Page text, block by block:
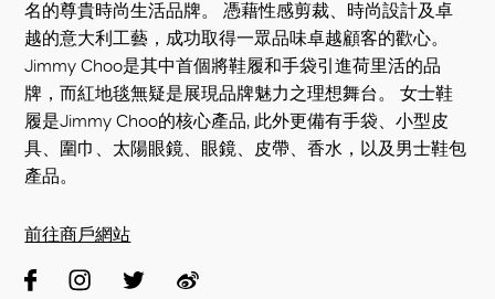
名的尊貴時尚生活品牌。 憑藉性感剪裁、時尚設計及卓
越的意大利工藝，成功取得一眾品味卓越顧客的歡心。
Jimmy Choo是其中首個將鞋履和手袋引進荷里活的品
牌，而紅地毯無疑是展現品牌魅力之理想舞台。 女士鞋
履是Jimmy Choo的核心產品, 此外更備有手袋、小型皮
具、圍巾、太陽眼鏡、眼鏡、皮帶、香水，以及男士鞋包
產品。
前往商戶網站